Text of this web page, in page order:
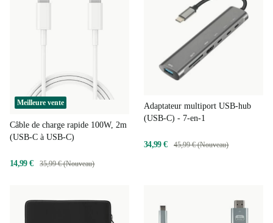
Meilleure vente
Câble de charge rapide 100W, 2m
(USB-C à USB-C)
14,99 € 35,99 € (Nouveau)
Adaptateur multiport USB-hub
(USB-C) - 7-en-1
34,99 € 45,99 € (Nouveau)